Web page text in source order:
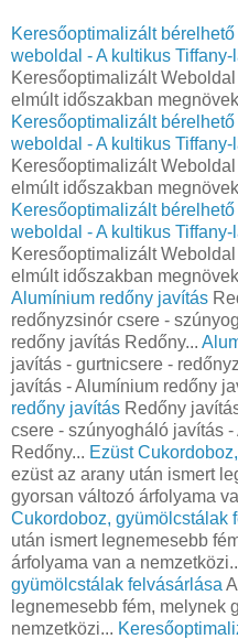
Keresőoptimalizált
weboldal - A kultikus Tiffany-
Keresőoptimalizált
elmúlt időszakban
Keresőoptimalizált
weboldal - A kultikus Tiffany-
Keresőoptimalizált
elmúlt időszakban
Keresőoptimalizált
weboldal - A kultikus Tiffany-
Keresőoptimalizált
elmúlt időszakban
Alumínium redőny javítás
redőnyzsinór csere -
redőny javítás Redőny...
javítás - gurtnicsere -
javítás - Alumínium redőny
redőny javítás Redőny
csere - szúnyogháló javítás
Redőny... Ezüst
ezüst az arany után ismert
gyorsan változó árfolyama
Cukordoboz, gyümölcstálak
után ismert legnemesebb
árfolyama van a
gyümölcstálak felvásárlása
legnemesebb fém, melynek
nemzetközi...